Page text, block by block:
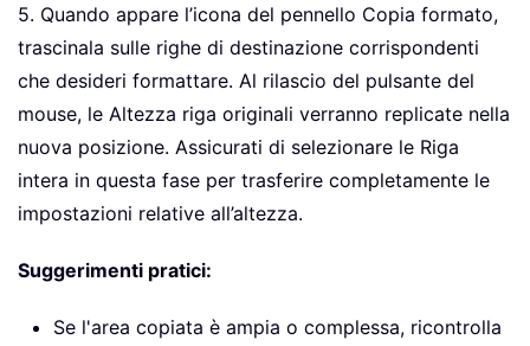
5. Quando appare l’icona del pennello Copia formato,
trascinala sulle righe di destinazione corrispondenti
che desideri formattare. Al rilascio del pulsante del
mouse, le Altezza riga originali verranno replicate nella
nuova posizione. Assicurati di selezionare le Riga
intera in questa fase per trasferire completamente le
impostazioni relative all’altezza.
Suggerimenti pratici:
Se l'area copiata è ampia o complessa, ricontrolla